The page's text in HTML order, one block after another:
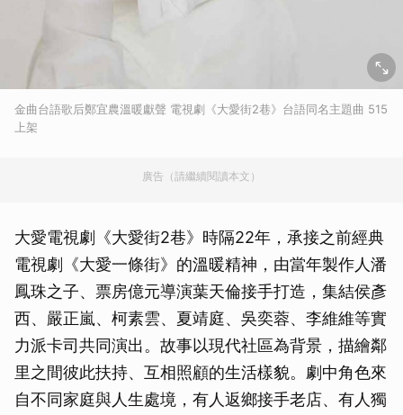
金曲台語歌后鄭宜農溫暖獻聲 電視劇《大愛街2巷》台語同名主題曲 515
上架
廣告（請繼續閱讀本文）
大愛電視劇《大愛街2巷》時隔22年，承接之前經典
電視劇《大愛一條街》的溫暖精神，由當年製作人潘
鳳珠之子、票房億元導演葉天倫接手打造，集結侯彥
西、嚴正嵐、柯素雲、夏靖庭、吳奕蓉、李維維等實
力派卡司共同演出。故事以現代社區為背景，描繪鄰
里之間彼此扶持、互相照顧的生活樣貌。劇中角色來
自不同家庭與人生處境，有人返鄉接手老店、有人獨